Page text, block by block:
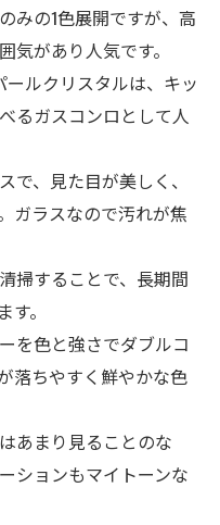
みの1色展開ですが、高
気があり人気です。
ルクリスタルは、キッ
るガスコンロとして人
で、見た目が美しく、
ガラスなので汚れが焦
掃することで、長期間
。
を色と強さでダブルコ
落ちやすく鮮やかな色
あまり見ることのな
ションもマイトーンな